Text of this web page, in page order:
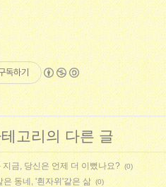
독하기
고리의 다른 글
금, 당신은 언제 더 이뻤나요? (0)
동네, '흰자위'같은 삶 (0)